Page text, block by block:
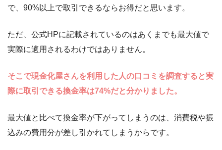
で、90%以上で取引できるならお得だと思います。
ただ、公式HPに記載されているのはあくまでも最大値で
実際に適用されるわけではありません。
そこで現金化屋さんを利用した人の口コミを調査すると実
際に取引できる換金率は74%だと分かりました。
最大値と比べて換金率が下がってしまうのは、消費税や振
込みの費用分が差し引かれてしまうからです。